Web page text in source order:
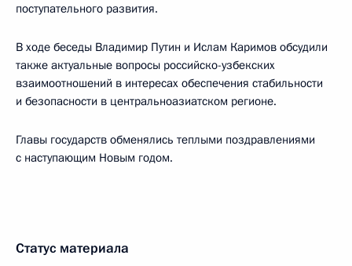
поступательного развития.
В ходе беседы Владимир Путин и Ислам Каримов обсудили
также актуальные вопросы российско-узбекских
взаимоотношений в интересах обеспечения стабильности
и безопасности в центральноазиатском регионе.
Главы государств обменялись теплыми поздравлениями
с наступающим Новым годом.
Статус материала